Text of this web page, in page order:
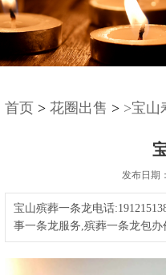
首页 > 花圈出售 > >宝山
发布日期
宝山殡葬一条龙电话
事一条龙服务,殡葬一条龙包